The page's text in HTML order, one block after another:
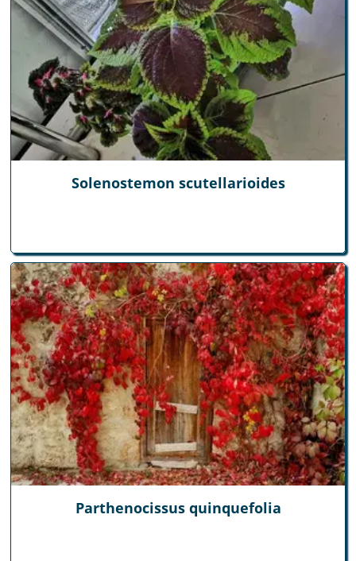
Solenostemon scutellarioides
Parthenocissus quinquefolia